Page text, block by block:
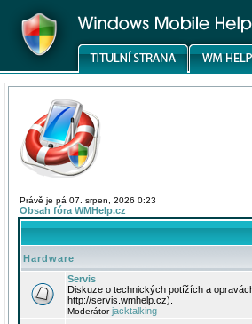
Právě je pá 07. srpen, 2026 0:23
Obsah fóra WMHelp.cz
Hardware
Servis
Diskuze o technických potížích a
http://servis.wmhelp.cz).
Moderátorjacktalking